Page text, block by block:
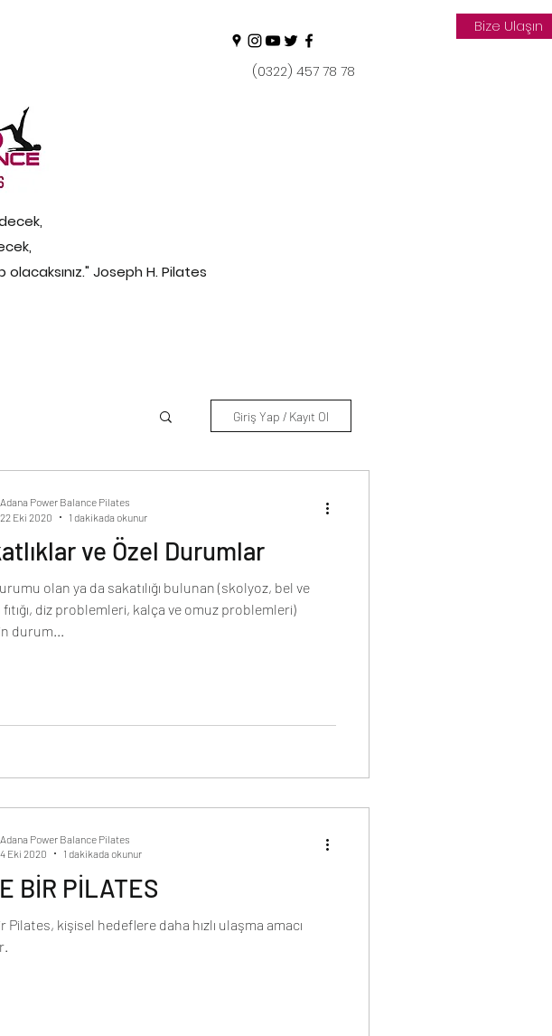
(0322) 457 78 78
Bize Ulaşın
Joseph H. Pilates
Giriş Yap / Kayıt Ol
ve Özel Durumlar
olan ya da sakatılığı bulunan (skolyoz, bel ve
diz problemleri, kalça ve omuz problemleri)
durum...
Adana Power Balance Pilates
22 Eki 2020
1 dakikada okunur
BİR PİLATES
Pilates, kişisel hedeflere daha hızlı ulaşma amacı
Adana Power Balance Pilates
4 Eki 2020
1 dakikada okunur